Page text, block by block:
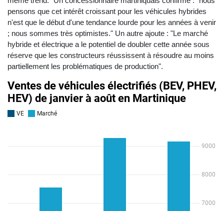
pensons que cet intérêt croissant pour les véhicules hybrides
n'est que le début d'une tendance lourde pour les années à venir
; nous sommes très optimistes." Un autre ajoute : "Le marché
hybride et électrique a le potentiel de doubler cette année sous
réserve que les constructeurs réussissent à résoudre au moins
partiellement les problématiques de production".